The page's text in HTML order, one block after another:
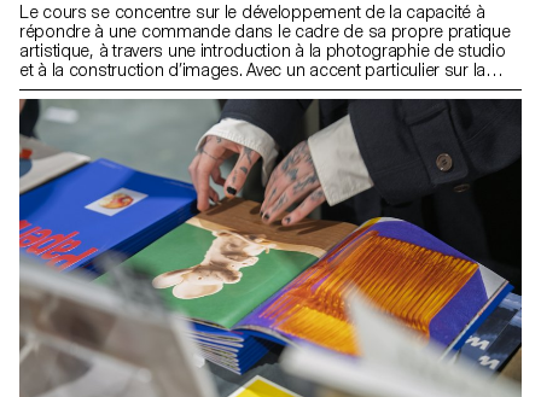
Le cours se concentre sur le développement de la capacité à
répondre à une commande dans le cadre de sa propre pratique
artistique, à travers une introduction à la photographie de studio
et à la construction d’images. Avec un accent particulier sur la
nature morte, les étudiant·e·s affinent leur sensibilité à la
photographie et à l’interprétation des objets. Les exercices
consistent à transformer des objets du quotidien en objets de
désir, en utilisant les outils de la photographie commerciale et de
produit. À travers le stylisme, la lumière et la narration visuelle, les
étudiant·e·s explorent comment recontextualiser l’ordinaire pour le
rendre attractif, en travaillant aussi bien dans des dispositifs de
studio traditionnels qu’improvisés.